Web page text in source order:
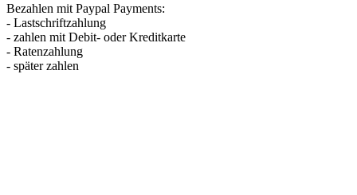
Bezahlen mit Paypal Payments:
- Lastschriftzahlung
- zahlen mit Debit- oder Kreditkarte
- Ratenzahlung
- später zahlen